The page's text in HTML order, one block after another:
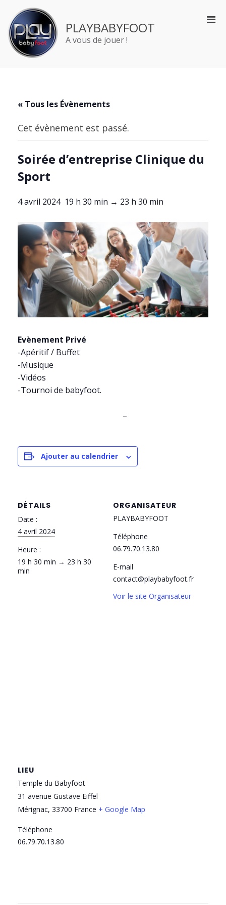
contenu
PLAYBABYFOOT
A vous de jouer !
« Tous les Évènements
Cet évènement est passé.
Soirée d’entreprise Clinique du
Sport
4 avril 2024 19 h 30 min → 23 h 30 min
Evènement Privé
-Apéritif / Buffet
-Musique
-Vidéos
-Tournoi de babyfoot.
–
Ajouter au calendrier
DÉTAILS
Date :
4 avril 2024
Heure :
19 h 30 min → 23 h 30
min
ORGANISATEUR
PLAYBABYFOOT
Téléphone
06.79.70.13.80
E-mail
contact@playbabyfoot.fr
Voir le site Organisateur
LIEU
Temple du Babyfoot
31 avenue Gustave Eiffel
Mérignac, 33700 France + Google Map
Téléphone
06.79.70.13.80